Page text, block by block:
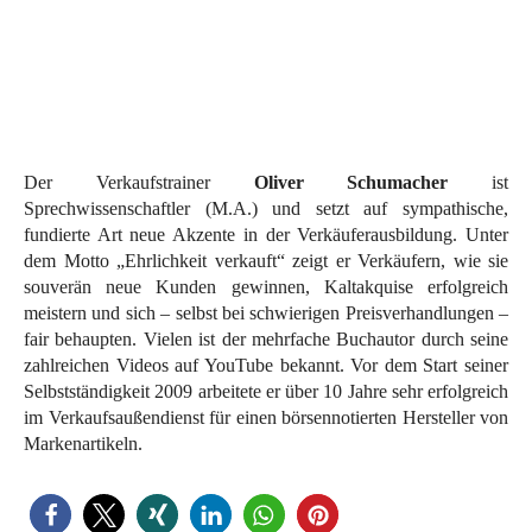
Der Verkaufstrainer Oliver Schumacher ist
Sprechwissenschaftler (M.A.) und setzt auf sympathische,
fundierte Art neue Akzente in der Verkäuferausbildung. Unter
dem Motto „Ehrlichkeit verkauft“ zeigt er Verkäufern, wie sie
souverän neue Kunden gewinnen, Kaltakquise erfolgreich
meistern und sich – selbst bei schwierigen Preisverhandlungen –
fair behaupten. Vielen ist der mehrfache Buchautor durch seine
zahlreichen Videos auf YouTube bekannt. Vor dem Start seiner
Selbstständigkeit 2009 arbeitete er über 10 Jahre sehr erfolgreich
im Verkaufsaußendienst für einen börsennotierten Hersteller von
Markenartikeln.